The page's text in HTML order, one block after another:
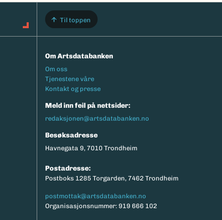
Til toppen
Om Artsdatabanken
Footermeny
Om oss
Tjenestene våre
Kontakt og presse
Meld inn feil på nettsider:
redaksjonen@artsdatabanken.no
Besøksadresse
Havnegata 9, 7010 Trondheim
Postadresse:
Postboks 1285 Torgarden, 7462 Trondheim
postmottak@artsdatabanken.no
Organisasjonsnummer: 919 666 102